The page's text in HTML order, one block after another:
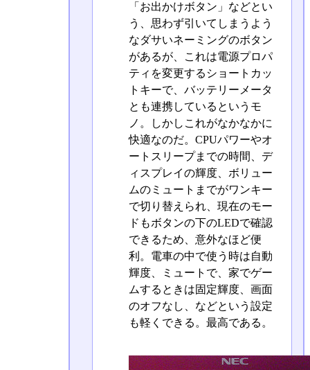
「お出かけボタン」などとい
う、思わず引いてしまうよう
なダサいネーミングのボタン
があるが、これは電源プロパ
ティを変更するショートカッ
トキーで、バッテリーメータ
とも連携しているというモ
ノ。しかしこれがなかなかに
快適なのだ。CPUパワーやオ
ートスリープまでの時間、デ
ィスプレイの輝度、ボリュー
ムのミュートまでがワンキー
で切り替えられ、現在のモー
ドもボタンの下のLEDで確認
できるため、意外なほど便
利。電車の中で使う時は自動
輝度、ミュートで、家でゲー
ムするときは固定輝度、画面
のオフなし、などという設定
も軽くできる。最高である。